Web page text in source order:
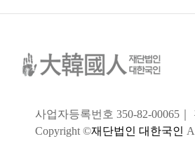
사업자등록번호 350-82-00065｜
Copyright ©재단법인 대한국인